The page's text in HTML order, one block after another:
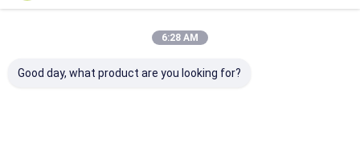
6:28 AM
Good day, what product are you looking for?